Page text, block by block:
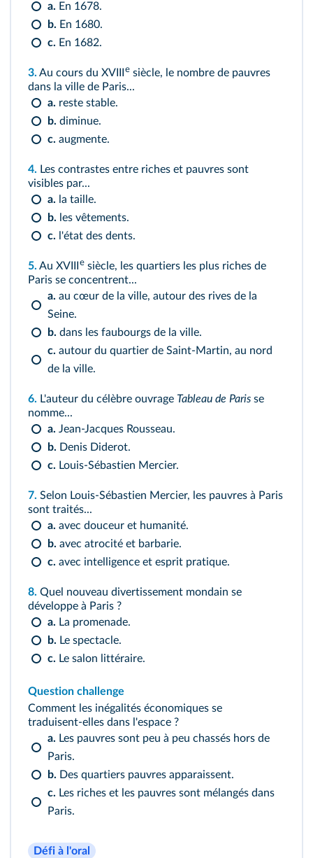
a. En 1678.
b. En 1680.
c. En 1682.
3. Au cours du XVIII e siècle, le nombre de pauvres
dans la ville de Paris...
a. reste stable.
b. diminue.
c. augmente.
4. Les contrastes entre riches et pauvres sont
visibles par...
a. la taille.
b. les vêtements.
c. l'état des dents.
5. Au XVIII e siècle, les quartiers les plus riches de
Paris se concentrent...
a. au cœur de la ville, autour des rives de la
Seine.
b. dans les faubourgs de la ville.
c. autour du quartier de Saint‑Martin, au nord
de la ville.
6. L'auteur du célèbre ouvrage Tableau de Paris se
nomme...
a. Jean‑Jacques Rousseau.
b. Denis Diderot.
c. Louis‑Sébastien Mercier.
7. Selon Louis‑Sébastien Mercier, les pauvres à Paris
sont traités...
a. avec douceur et humanité.
b. avec atrocité et barbarie.
c. avec intelligence et esprit pratique.
8. Quel nouveau divertissement mondain se
développe à Paris ?
a. La promenade.
b. Le spectacle.
c. Le salon littéraire.
Question challenge
Comment les inégalités économiques se
traduisent‑elles dans l'espace ?
a. Les pauvres sont peu à peu chassés hors de
Paris.
b. Des quartiers pauvres apparaissent.
c. Les riches et les pauvres sont mélangés dans
Paris.
Défi à l'oral